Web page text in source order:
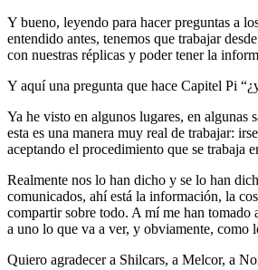
Y bueno, leyendo para hacer preguntas a
entendido antes, tenemos que trabajar
con nuestras réplicas y poder tener la
Y aquí una pregunta que hace Capitel Pi
Ya he visto en algunos lugares, en algunas
esta es una manera muy real de trabajar:
aceptando el procedimiento que se trabaja
Realmente nos lo han dicho y se lo han
comunicados, ahí está la información, la
compartir sobre todo. A mí me han tomado
a uno lo que va a ver, y obviamente, como
Quiero agradecer a Shilcars, a Melcor, a